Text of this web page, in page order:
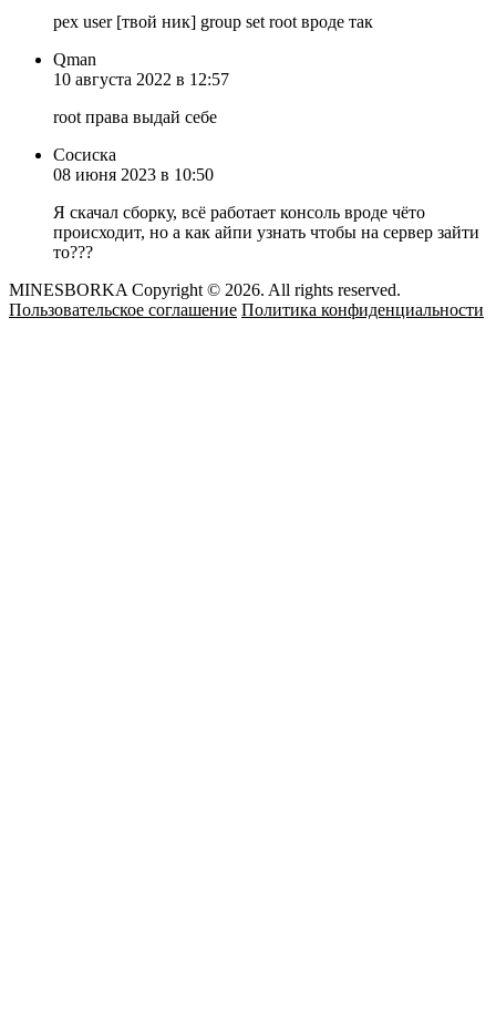
pex user [твой ник] group set root вроде так
Qman
10 августа 2022 в 12:57
root права выдай себе
Сосиска
08 июня 2023 в 10:50
Я скачал сборку, всё работает консоль вроде чёто
происходит, но а как айпи узнать чтобы на сервер зайти
то???
MINESBORKA Copyright © 2026. All rights reserved.
Пользовательское соглашение Политика конфиденциальности